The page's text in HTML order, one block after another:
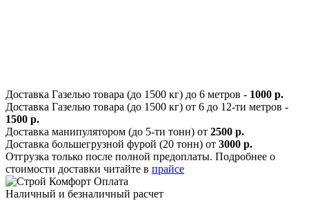
Доставка Газелью товара (до 1500 кг) до 6 метров - 1000 р.
Доставка Газелью товара (до 1500 кг) от 6 до 12-ти метров -
1500 р.
Доставка манипулятором (до 5-ти тонн) от 2500 р.
Доставка большегрузной фурой (20 тонн) от 3000 р.
Отгрузка только после полной предоплаты. Подробнее о
стоимости доставки читайте в прайсе
Оплата
Наличный и безналичный расчет